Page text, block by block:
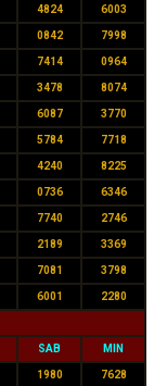
4824 6003
0842 7998
7414 0964
3478 8074
6087 3770
5784 7718
4240 8225
0736 6346
7740 2746
2189 3369
7081 3798
6001 2280
SAB MIN
1980 7628